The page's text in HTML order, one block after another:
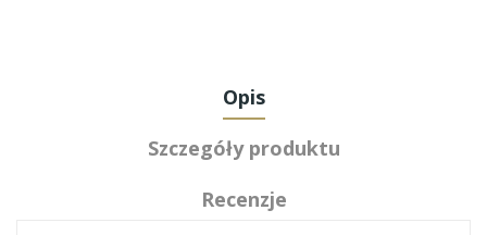
Opis
Szczegóły produktu
Recenzje